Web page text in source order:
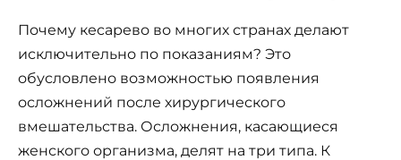
Почему кесарево во многих странах делают
исключительно по показаниям? Это
обусловлено возможностью появления
осложнений после хирургического
вмешательства. Осложнения, касающиеся
женского организма, делят на три типа. К